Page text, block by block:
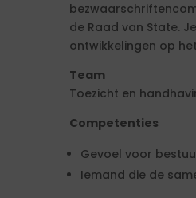
de Raad van State.
ontwikkelingen op
Team
Toezicht en
Competenties
Gevoel voor
Iemand die de